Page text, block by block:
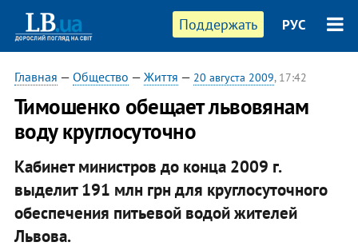
Поддержать РУС
Главная — Общество — Життя — 20 августа 2009, 17:42
Тимошенко обещает львовянам
воду круглосуточно
Кабинет министров до конца 2009 г.
выделит 191 млн грн для круглосуточного
обеспечения питьевой водой жителей
Львова.